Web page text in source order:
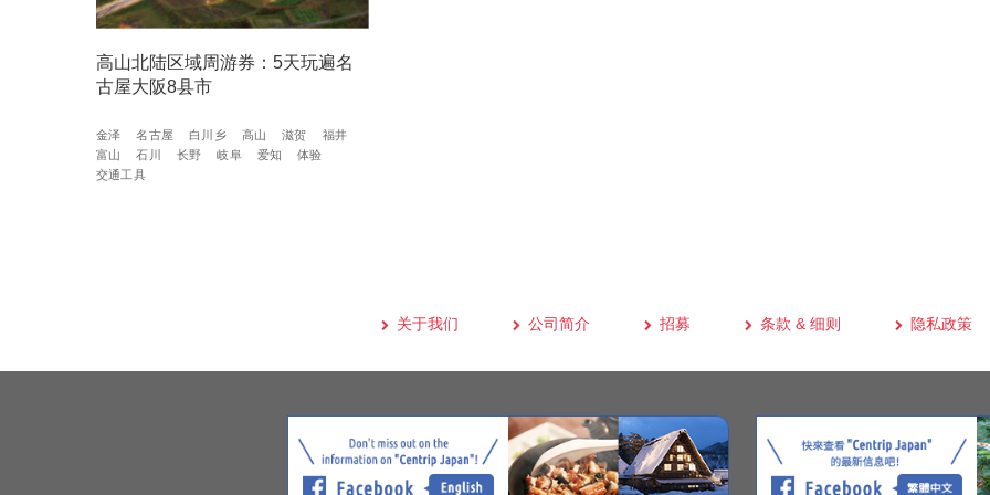
高山北陆区域周游券：5天玩遍名
古屋大阪8县市
金泽 名古屋 白川乡 高山 滋贺
福井
富山
石川 长野 岐阜 爱知
体验
交通工具
关于我们 公司简介 招募 条款 & 细则 隐私政策